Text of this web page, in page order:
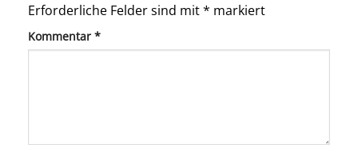
Erforderliche Felder sind mit* markiert
Kommentar *